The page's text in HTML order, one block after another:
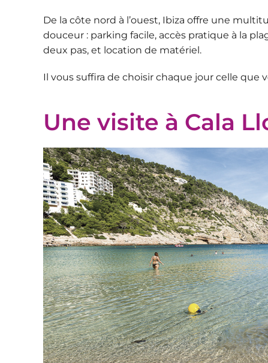
De la côte nord à l’ouest, Ibiza offre une
douceur : parking facile, accès pratique à la
deux pas, et location de matériel.
Il vous suffira de choisir chaque jour celle que
Une visite à Cala